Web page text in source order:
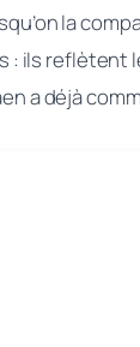
la
ils reflètent
a déjà